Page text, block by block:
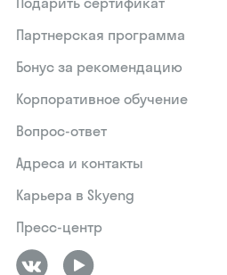
Партнерская программа
Бонус за рекомендацию
Корпоративное обучение
Вопрос-ответ
Адреса и контакты
Карьера в Skyeng
Пресс-центр